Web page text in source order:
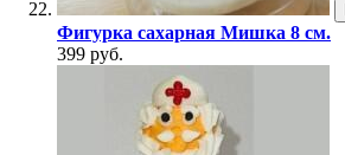
Фигурка сахарная Мишка 8 см.
399 руб.